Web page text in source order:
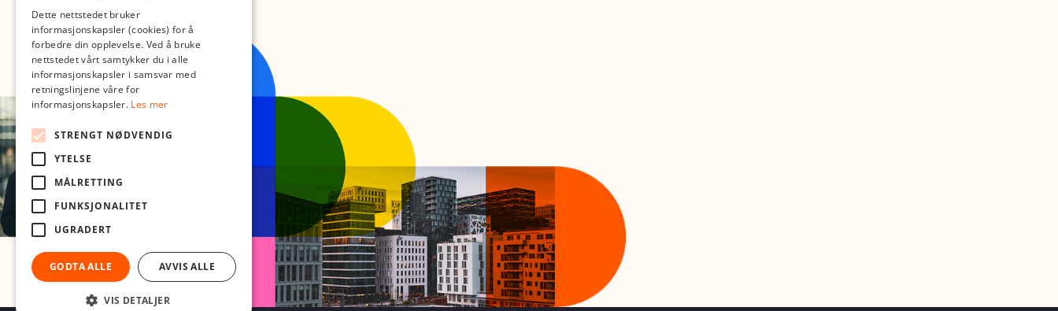
Dette nettstedet bruker
informasjonskapsler (cookies) for å
forbedre din opplevelse. Ved å bruke
nettstedet vårt samtykker du i alle
informasjonskapsler i samsvar med
retningslinjene våre for
informasjonskapsler. Les mer
STRENGT NØDVENDIG
YTELSE
MÅLRETTING
FUNKSJONALITET
UGRADERT
GODTA ALLE AVVIS ALLE
VIS DETALJER